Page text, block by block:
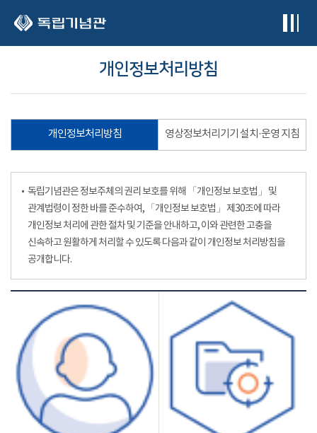
개인정보처리방침
개인정보처리방침 영상정보처리기기 설치·운영 지침
독립기념관은 정보주체의 권리 보호를 위해 「개인정보 보호법」 및
관계법령이 정한 바를 준수하여, 「개인정보 보호법」 제30조에 따라
개인정보 처리에 관한 절차 및 기준을 안내하고, 이와 관련한 고충을
신속하고 원활하게 처리할 수 있도록 다음과 같이 개인정보 처리방침을
공개합니다.